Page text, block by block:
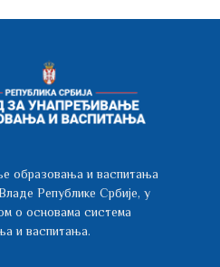
образовања и васпитања
Републике Србије, у
о основама система
и васпитања.